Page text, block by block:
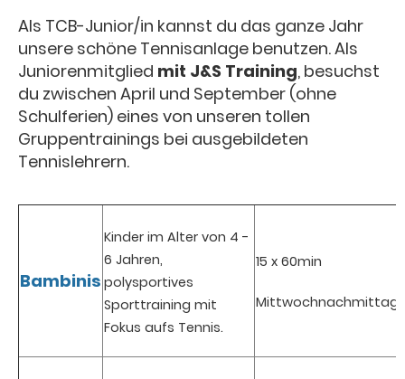
Als TCB-Junior/in kannst du das ganze Jahr
unsere schöne Tennisanlage benutzen. Als
Juniorenmitglied mit J&S Training, besuchst
du zwischen April und September (ohne
Schulferien) eines von unseren tollen
Gruppentrainings bei ausgebildeten
Tennislehrern.
Bambinis
Kinder im Alter von 4 -
6 Jahren,
polysportives
Sporttraining mit
Fokus aufs Tennis.
15 x 60min
Mittwochnachmittag